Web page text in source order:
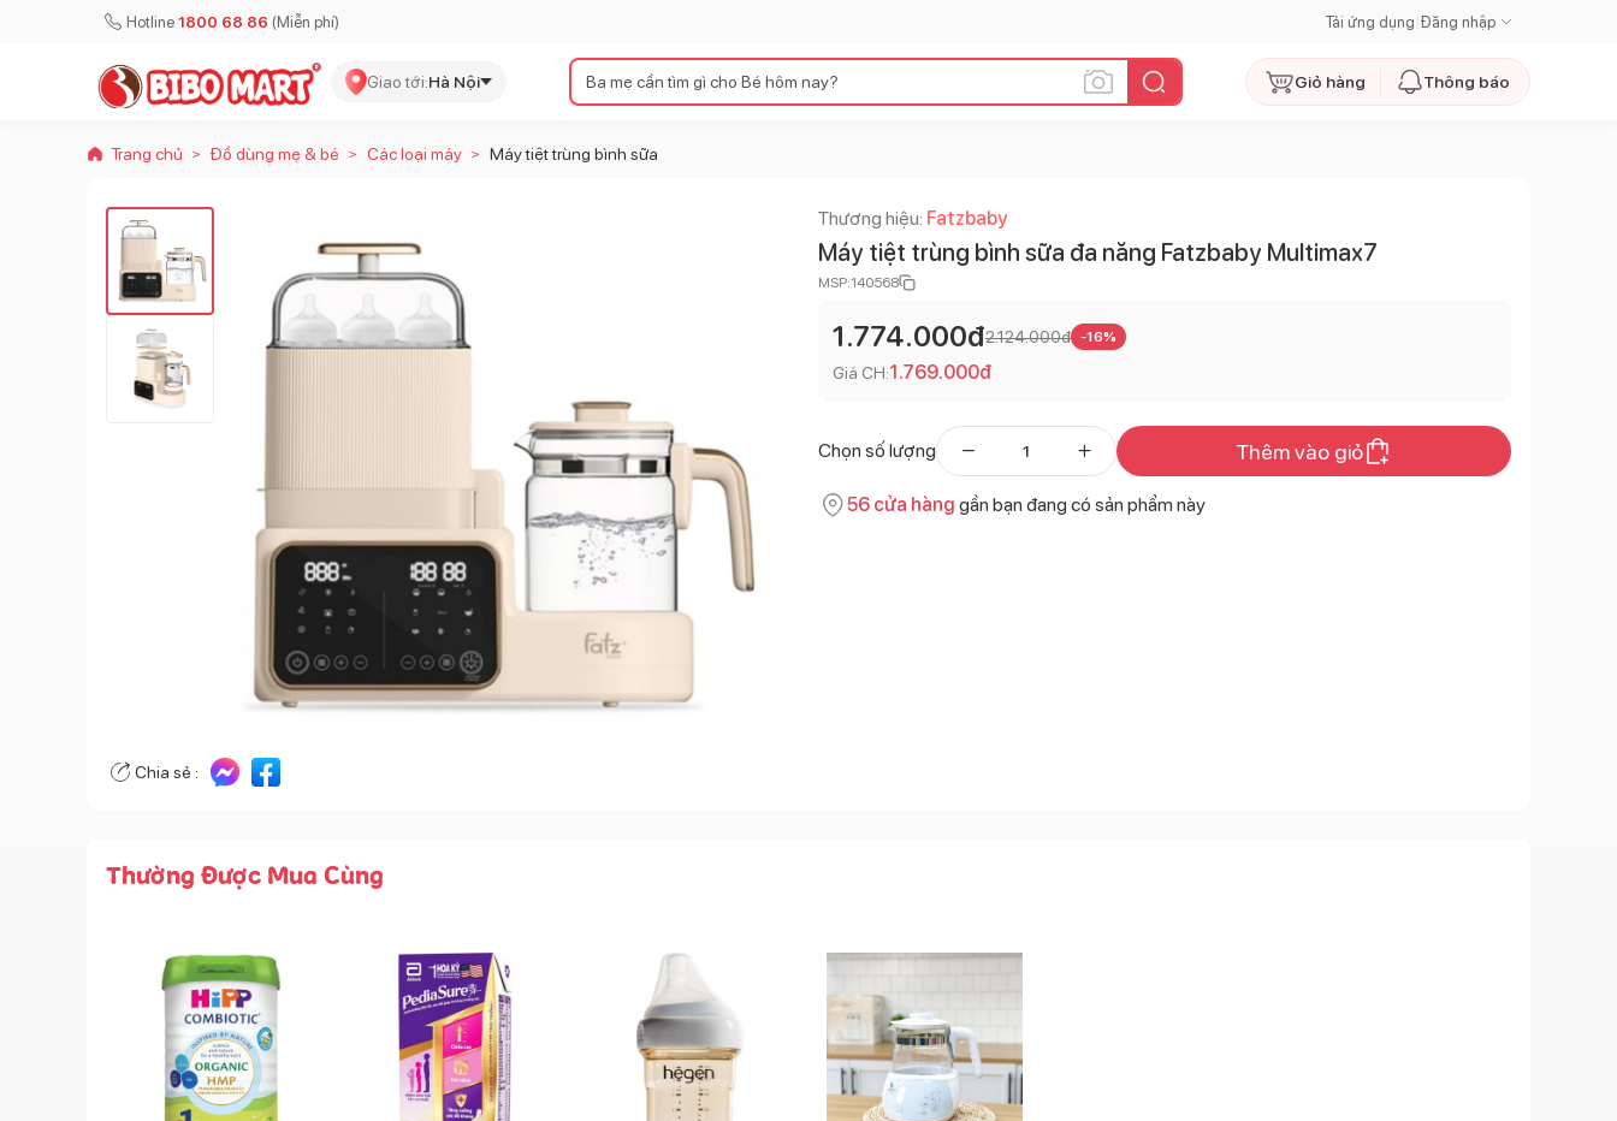
Hotline 1800 68 86 (Miễn phí) Tải ứng dụng Đăng nhập
Giao tới:Hà Nội Giỏ hàng Thông báo
Trang chủ > Đồ dùng mẹ & bé > Các loại máy > Máy tiệt trùng bình sữa
Chia sẻ :
Thương hiệu: Fatzbaby
Máy tiệt trùng bình sữa đa năng Fatzbaby Multimax7
MSP:140568
1.774.000đ2.124.000đ -16%
Giá CH:1.769.000đ
Chọn số lượng Thêm vào giỏ
56 cửa hàng gần bạn đang có sản phẩm này
Thường Được Mua Cùng